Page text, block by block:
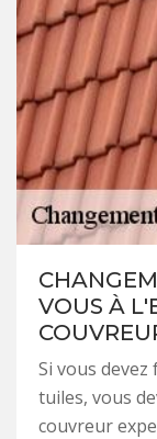
VOUS À
Si vous
tuiles, vous
couvreur